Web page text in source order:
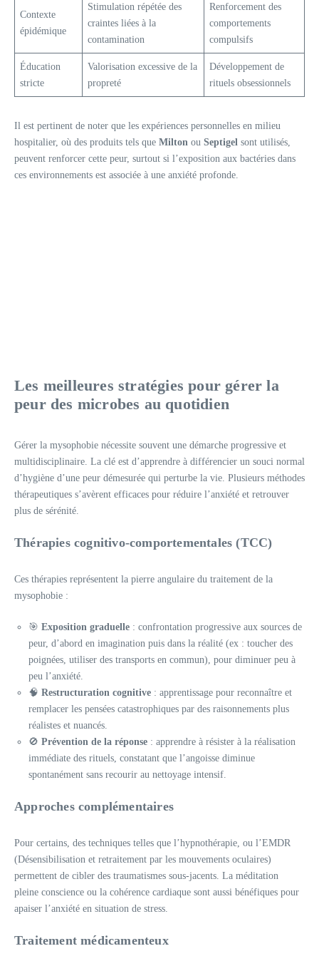
Contexte
épidémique
Stimulation répétée des
craintes liées à la
contamination
Renforcement des
comportements
compulsifs
Éducation
stricte
Valorisation excessive de la
propreté
Développement de
rituels obsessionnels
Il est pertinent de noter que les expériences personnelles en milieu
hospitalier, où des produits tels que Milton ou Septigel sont utilisés,
peuvent renforcer cette peur, surtout si l’exposition aux bactéries dans
ces environnements est associée à une anxiété profonde.
Les meilleures stratégies pour gérer la
peur des microbes au quotidien
Gérer la mysophobie nécessite souvent une démarche progressive et
multidisciplinaire. La clé est d’apprendre à différencier un souci normal
d’hygiène d’une peur démesurée qui perturbe la vie. Plusieurs méthodes
thérapeutiques s’avèrent efficaces pour réduire l’anxiété et retrouver
plus de sérénité.
Thérapies cognitivo-comportementales (TCC)
Ces thérapies représentent la pierre angulaire du traitement de la
mysophobie :
🎯 Exposition graduelle : confrontation progressive aux sources de
peur, d’abord en imagination puis dans la réalité (ex : toucher des
poignées, utiliser des transports en commun), pour diminuer peu à
peu l’anxiété.
🧠 Restructuration cognitive : apprentissage pour reconnaître et
remplacer les pensées catastrophiques par des raisonnements plus
réalistes et nuancés.
🚫 Prévention de la réponse : apprendre à résister à la réalisation
immédiate des rituels, constatant que l’angoisse diminue
spontanément sans recourir au nettoyage intensif.
Approches complémentaires
Pour certains, des techniques telles que l’hypnothérapie, ou l’EMDR
(Désensibilisation et retraitement par les mouvements oculaires)
permettent de cibler des traumatismes sous-jacents. La méditation
pleine conscience ou la cohérence cardiaque sont aussi bénéfiques pour
apaiser l’anxiété en situation de stress.
Traitement médicamenteux